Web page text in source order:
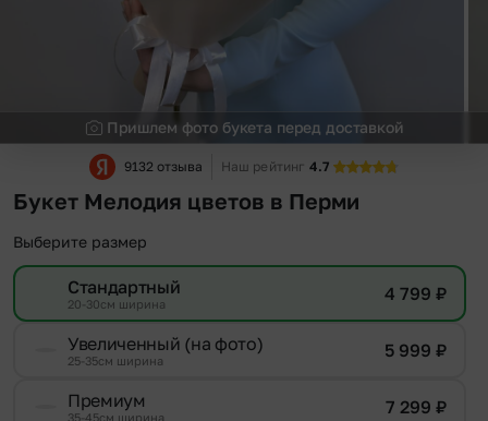
Пришлем фото букета перед доставкой
9132 отзыва Наш рейтинг 4.7
Букет Мелодия цветов в Перми
Выберите размер
Стандартный
20-30см ширина 4 799 ₽
Увеличенный (на фото)
25-35см ширина 5 999 ₽
Премиум
35-45см ширина 7 299 ₽